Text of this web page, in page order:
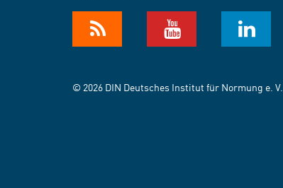
© 2026 DIN Deutsches Institut für Normung e. V.